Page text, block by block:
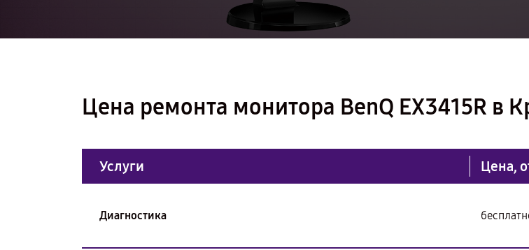
Цена ремонта монитора BenQ EX3415R в
Услуги Цена,
Диагностика